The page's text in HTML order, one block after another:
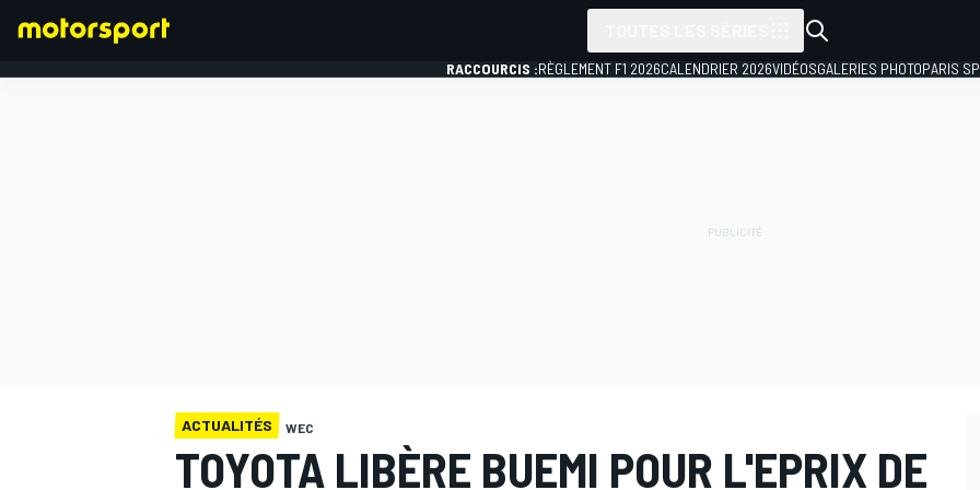
RACCOURCIS :RÈGLEMENT F1 2026CALENDRIER 2026VIDÉOSGALERIES PHOTOPARIS
ACTUALITÉS WEC
TOYOTA LIBÈRE BUEMI POUR L'EPRIX DE